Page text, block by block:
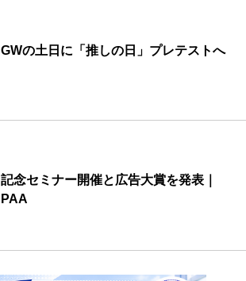
GWの土日に「推しの日」プレテストへ
記念セミナー開催と広告大賞を発表｜
PAA